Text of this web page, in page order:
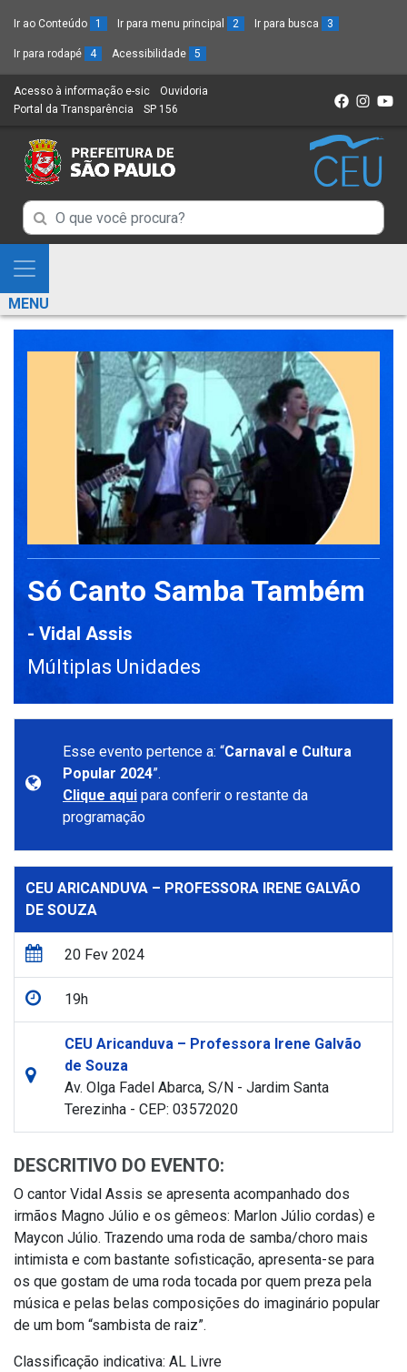
Ir ao Conteúdo 1 Ir para menu principal 2 Ir para busca 3
Ir para rodapé 4 Acessibilidade 5
Acesso à informação e-sic (Link
para
novo
sítio)
Ouvidoria
Portal da Transparência (Link
um
novo
SP 156
Campo
de
Busca
de
informações
Campo
de
de
informações
Mostra
e
Esconde
Menu
MENU
Só Canto Samba Também
- Vidal Assis
Múltiplas Unidades
Esse evento pertence a: “Carnaval e Cultura
Popular 2024”.
Clique aqui para conferir o restante da
programação
CEU ARICANDUVA – PROFESSORA IRENE GALVÃO
DE SOUZA
20 Fev 2024
19h
CEU Aricanduva – Professora Irene Galvão
de Souza
Av. Olga Fadel Abarca, S/N - Jardim Santa
Terezinha - CEP: 03572020
DESCRITIVO DO EVENTO:
O cantor Vidal Assis se apresenta acompanhado dos
irmãos Magno Júlio e os gêmeos: Marlon Júlio cordas) e
Maycon Júlio. Trazendo uma roda de samba/choro mais
intimista e com bastante sofisticação, apresenta-se para
os que gostam de uma roda tocada por quem preza pela
música e pelas belas composições do imaginário popular
de um bom “sambista de raiz”.
Classificação indicativa: AL Livre